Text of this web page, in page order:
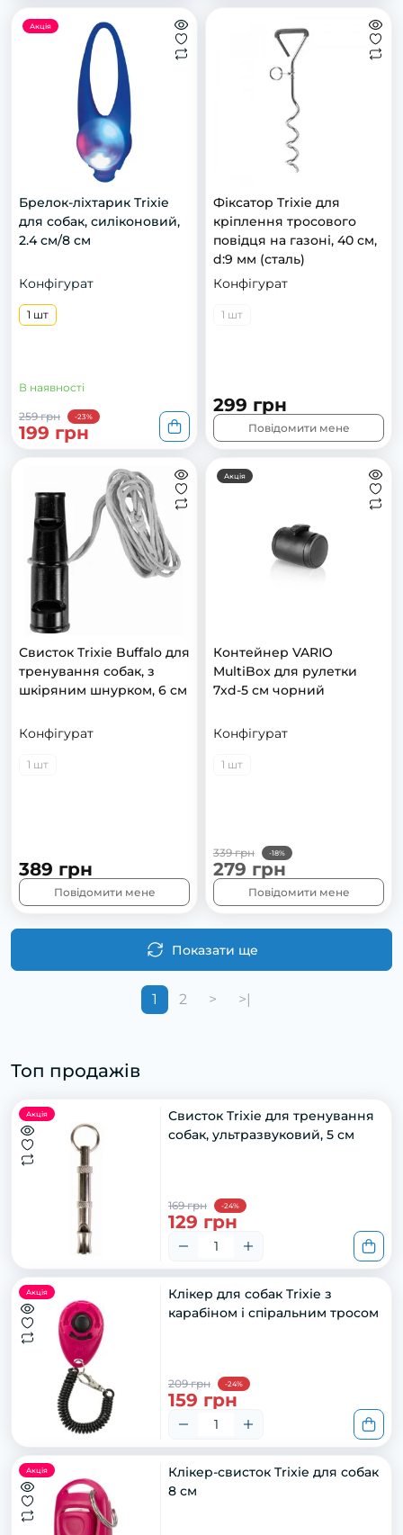
Акція
Брелок-ліхтарик Trixie
для собак, силіконовий,
2.4 см/8 см
Конфігурат
1 шт
В наявності
259 грн -23%
199 грн
Фіксатор Trixie для
кріплення тросового
повідця на газоні, 40 см,
d:9 мм (сталь)
Конфігурат
1 шт
299 грн
Повідомити мене
Свисток Trixie Buffalo для
тренування собак, з
шкіряним шнурком, 6 см
Конфігурат
1 шт
389 грн
Повідомити мене
Акція
Контейнер VARIO
MultiBox для рулетки
7хd-5 см чорний
Конфігурат
1 шт
339 грн -18%
279 грн
Повідомити мене
Показати ще
1 2 > >|
Топ продажів
Акція
Свисток Trixie для тренування
собак, ультразвуковий, 5 см
169 грн -24%
129 грн
Акція
Клікер для собак Trixie з
карабіном і спіральним тросом
209 грн -24%
159 грн
Акція
Клікер-свисток Trixie для собак
8 см